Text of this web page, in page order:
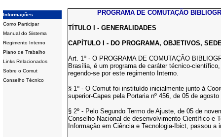
Informações
Como Participar
Manual do Sistema
Regimento Interno
Plano de Trabalho
Links Relacionados
Sobre o Comut
Conselho Técnico
PROGRAMA DE COMUTAÇÃO
TÍTULO I - GENERALIDADES
CAPÍTULO I - DO PROGRAMA, OBJETIVOS,
Art. 1º - O PROGRAMA DE COMUTAÇÃO
Brasília, é um programa de caráter técnico-
regendo-se por este regimento Interno.
§ 1º - O Comut foi instituído inicialmente junto à
superior-Capes pela Portaria nº 456, de 05 de
§ 2º - Pelo Segundo Termo de Ajuste, de 05 de
Conselho Nacional de desenvolvimento Científico e
Informação em Ciência e Tecnologia-Ibict, passou